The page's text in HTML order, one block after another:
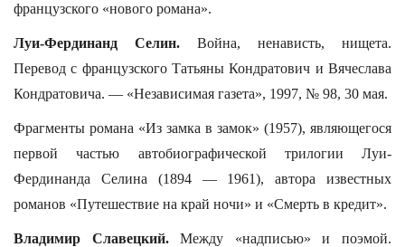
французского «нового романа».
Луи-Фердинанд Селин. Война, ненависть, нищета.
Перевод с французского Татьяны Кондратович и Вячеслава
Кондратовича. — «Независимая газета», 1997, № 98, 30 мая.
Фрагменты романа «Из замка в замок» (1957), являющегося
первой частью автобиографической трилогии Луи-
Фердинанда Селина (1894 — 1961), автора известных
романов «Путешествие на край ночи» и «Смерть в кредит».
Владимир Славецкий.Между «надписью» и поэмой.